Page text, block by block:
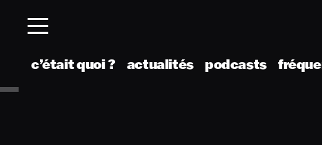
c’était quoi ? actualités podcasts